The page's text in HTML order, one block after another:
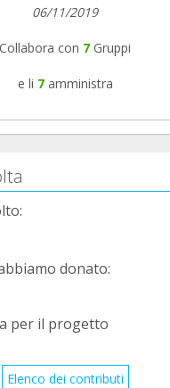
06/11/2019
Collabora con 7 Gruppi
e li 7 amministra
donato:
per il progetto
Elenco dei contributi